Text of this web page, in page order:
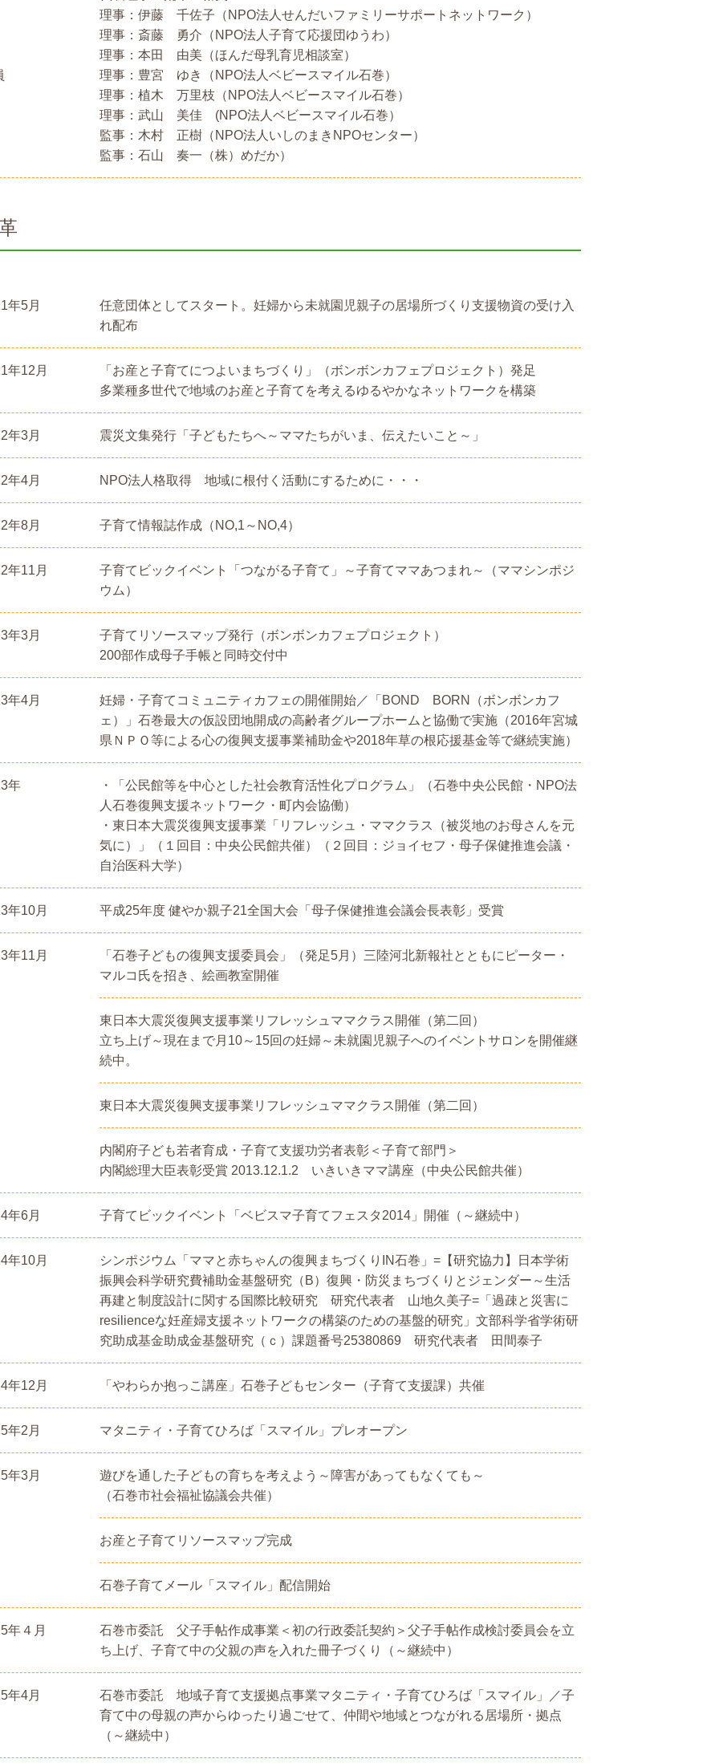
理事：伊藤 千佐子（NPO法人せんだいファミリーサポートネットワーク）
理事：斎藤 勇介（NPO法人子育て応援団ゆうわ）
理事：本田 由美（ほんだ母乳育児相談室）
理事：豊宮 ゆき（NPO法人ベビースマイル石巻）
理事：植木 万里枝（NPO法人ベビースマイル石巻）
理事：武山 美佳 (NPO法人ベビースマイル石巻）
監事：木村 正樹（NPO法人いしのまきNPOセンター）
監事：石山 奏一（株）めだか）
年5月
任意団体としてスタート。妊婦から未就園児親子の居場所づくり支援物資の受け入
れ配布
年12月
「お産と子育てにつよいまちづくり」（ボンボンカフェプロジェクト）発足
多業種多世代で地域のお産と子育てを考えるゆるやかなネットワークを構築
年3月 震災文集発行「子どもたちへ～ママたちがいま、伝えたいこと～」
年4月 NPO法人格取得 地域に根付く活動にするために・・・
年8月 子育て情報誌作成（NO,1～NO,4）
年11月
子育てビックイベント「つながる子育て」～子育てママあつまれ～（ママシンポジ
ウム）
年3月
子育てリソースマップ発行（ボンボンカフェプロジェクト）
200部作成母子手帳と同時交付中
年4月
妊婦・子育てコミュニティカフェの開催開始／「BOND BORN（ボンボンカフ
ェ）」石巻最大の仮設団地開成の高齢者グループホームと協働で実施（2016年宮城
県ＮＰＯ等による心の復興支援事業補助金や2018年草の根応援基金等で継続実施）
年
・「公民館等を中心とした社会教育活性化プログラム」（石巻中央公民館・NPO法
人石巻復興支援ネットワーク・町内会協働）
・東日本大震災復興支援事業「リフレッシュ・ママクラス（被災地のお母さんを元
気に）」（１回目：中央公民館共催）（２回目：ジョイセフ・母子保健推進会議・
自治医科大学）
年10月 平成25年度 健やか親子21全国大会「母子保健推進会議会長表彰」受賞
年11月
「石巻子どもの復興支援委員会」（発足5月）三陸河北新報社とともにピーター・
マルコ氏を招き、絵画教室開催
東日本大震災復興支援事業リフレッシュママクラス開催（第二回）
立ち上げ～現在まで月10～15回の妊婦～未就園児親子へのイベントサロンを開催継
続中。
東日本大震災復興支援事業リフレッシュママクラス開催（第二回）
内閣府子ども若者育成・子育て支援功労者表彰＜子育て部門＞
内閣総理大臣表彰受賞 2013.12.1.2 いきいきママ講座（中央公民館共催）
年6月 子育てビックイベント「ベビスマ子育てフェスタ2014」開催（～継続中）
年10月
シンポジウム「ママと赤ちゃんの復興まちづくりIN石巻」=【研究協力】日本学術
振興会科学研究費補助金基盤研究（B）復興・防災まちづくりとジェンダー～生活
再建と制度設計に関する国際比較研究 研究代表者 山地久美子=「過疎と災害に
resilienceな妊産婦支援ネットワークの構築のための基盤的研究」文部科学省学術研
究助成基金助成金基盤研究（ｃ）課題番号25380869 研究代表者 田間泰子
年12月 「やわらか抱っこ講座」石巻子どもセンター（子育て支援課）共催
年2月 マタニティ・子育てひろば「スマイル」プレオープン
年3月
遊びを通した子どもの育ちを考えよう～障害があってもなくても～
（石巻市社会福祉協議会共催）
お産と子育てリソースマップ完成
石巻子育てメール「スマイル」配信開始
年４月
石巻市委託 父子手帖作成事業＜初の行政委託契約＞父子手帖作成検討委員会を立
ち上げ、子育て中の父親の声を入れた冊子づくり（～継続中）
年4月
石巻市委託 地域子育て支援拠点事業マタニティ・子育てひろば「スマイル」／子
育て中の母親の声からゆったり過ごせて、仲間や地域とつながれる居場所・拠点
（～継続中）